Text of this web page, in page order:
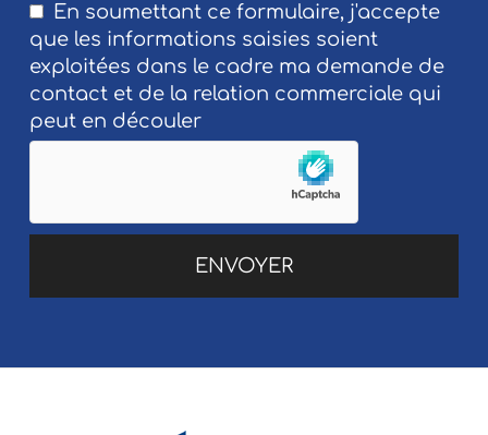
En soumettant ce formulaire, j'accepte
que les informations saisies soient
exploitées dans le cadre ma demande de
contact et de la relation commerciale qui
peut en découler